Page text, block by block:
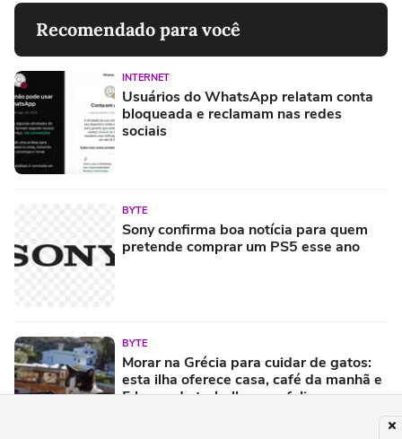
Recomendado para você
INTERNET
Usuários do WhatsApp relatam conta
bloqueada e reclamam nas redes
sociais
BYTE
Sony confirma boa notícia para quem
pretende comprar um PS5 esse ano
BYTE
Morar na Grécia para cuidar de gatos:
esta ilha oferece casa, café da manhã e
5 horas de trabalho com felinos